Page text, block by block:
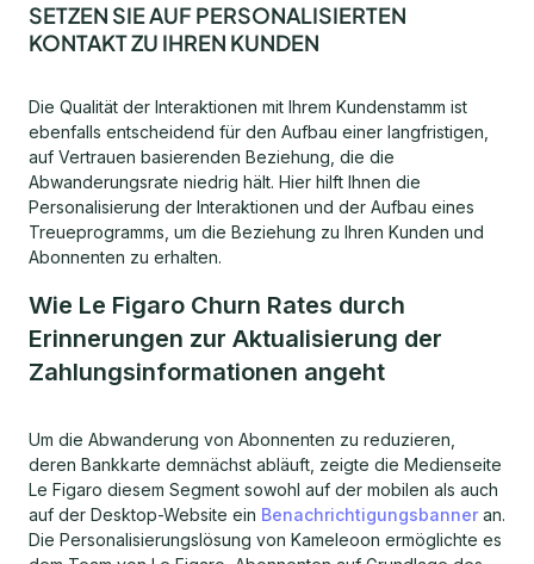
SETZEN SIE AUF PERSONALISIERTEN
KONTAKT ZU IHREN KUNDEN
Die Qualität der Interaktionen mit Ihrem Kundenstamm ist
ebenfalls entscheidend für den Aufbau einer langfristigen,
auf Vertrauen basierenden Beziehung, die die
Abwanderungsrate niedrig hält. Hier hilft Ihnen die
Personalisierung der Interaktionen und der Aufbau eines
Treueprogramms, um die Beziehung zu Ihren Kunden und
Abonnenten zu erhalten.
Wie Le Figaro Churn Rates durch
Erinnerungen zur Aktualisierung der
Zahlungsinformationen angeht
Um die Abwanderung von Abonnenten zu reduzieren,
deren Bankkarte demnächst abläuft, zeigte die Medienseite
Le Figaro diesem Segment sowohl auf der mobilen als auch
auf der Desktop-Website ein Benachrichtigungsbanner an.
Die Personalisierungslösung von Kameleoon ermöglichte es